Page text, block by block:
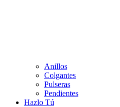
Anillos
Colgantes
Pulseras
Pendientes
Hazlo Tú